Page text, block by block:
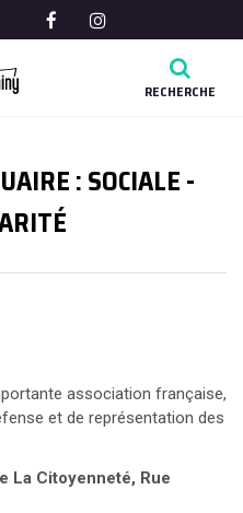
Lien
Lien
compte
à
la
RECHERCHE
:SOCIALE -
association française,
et de représentation des
La Citoyenneté, Rue